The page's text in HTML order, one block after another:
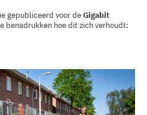
gepubliceerd voor deGigabit
benadrukken hoe dit zich verhoudt: